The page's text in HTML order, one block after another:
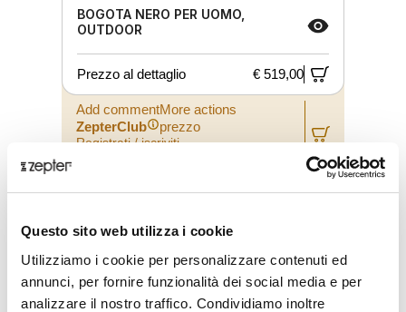
Questo sito web utilizza i cookie
Utilizziamo i cookie per personalizzare contenuti ed
annunci, per fornire funzionalità dei social media e per
analizzare il nostro traffico. Condividiamo inoltre
BOGOTA NERO PER UOMO,
OUTDOOR
Prezzo al dettaglio € 519,00
Add commentMore actions
ZepterClub
prezzo
Registrati / iscriviti